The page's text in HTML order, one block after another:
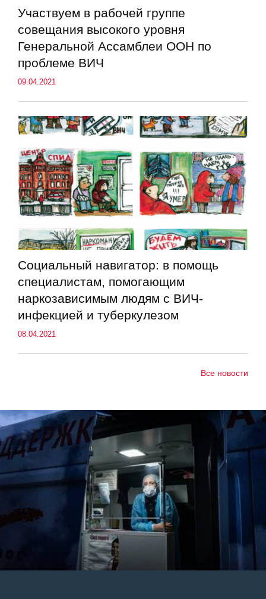
Участвуем в рабочей группе
совещания высокого уровня
Генеральной Ассамблеи ООН по
проблеме ВИЧ
09.04.2021
Социальный навигатор: в помощь
специалистам, помогающим
наркозависимым людям с ВИЧ-
инфекцией и туберкулезом
08.04.2021
Все новости